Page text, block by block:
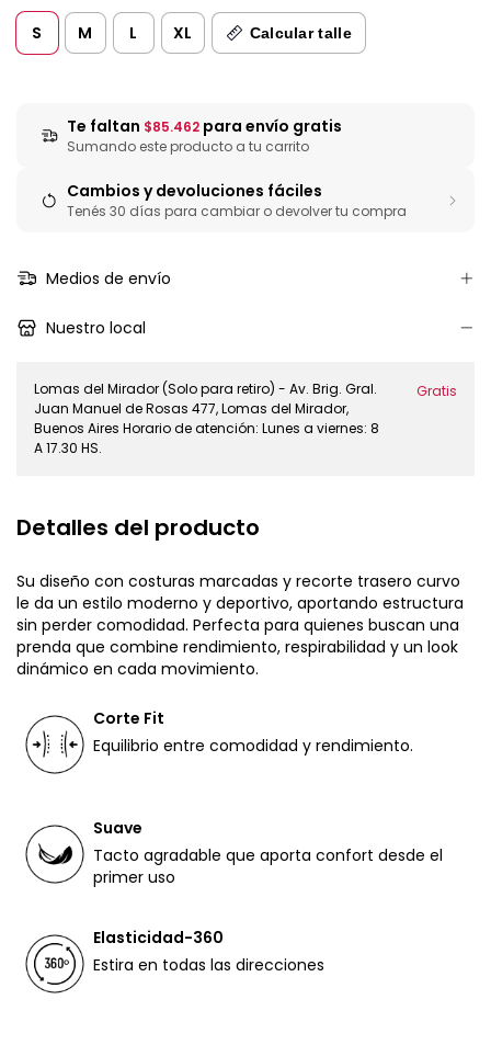
S M L XL Calcular talle
Te faltan $85.462 para envío gratis
Sumando este producto a tu carrito
Cambios y devoluciones fáciles
Tenés 30 días para cambiar o devolver tu compra
Medios de envío
Nuestro local
Lomas del Mirador (Solo para retiro) - Av. Brig. Gral.
Juan Manuel de Rosas 477, Lomas del Mirador,
Buenos Aires Horario de atención: Lunes a viernes: 8
A 17.30 HS.
Gratis
Detalles del producto
Su diseño con costuras marcadas y recorte trasero curvo
le da un estilo moderno y deportivo, aportando estructura
sin perder comodidad. Perfecta para quienes buscan una
prenda que combine rendimiento, respirabilidad y un look
dinámico en cada movimiento.
Corte Fit
Equilibrio entre comodidad y rendimiento.
Suave
Tacto agradable que aporta confort desde el
primer uso
Elasticidad-360
Estira en todas las direcciones